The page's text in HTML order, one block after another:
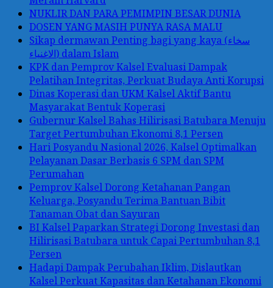
NUKLIR DAN PARA PEMIMPIN BESAR DUNIA
DOSEN YANG MASIH PUNYA RASA MALU
Sikap dermawan Penting bagi yang kaya (سخاء
الاغنياء) dalam Islam
KPK dan Pemprov Kalsel Evaluasi Dampak
Pelatihan Integritas, Perkuat Budaya Anti Korupsi
Dinas Koperasi dan UKM Kalsel Aktif Bantu
Masyarakat Bentuk Koperasi
Gubernur Kalsel Bahas Hilirisasi Batubara Menuju
Target Pertumbuhan Ekonomi 8,1 Persen
Hari Posyandu Nasional 2026, Kalsel Optimalkan
Pelayanan Dasar Berbasis 6 SPM dan SPM
Perumahan
Pemprov Kalsel Dorong Ketahanan Pangan
Keluarga, Posyandu Terima Bantuan Bibit
Tanaman Obat dan Sayuran
BI Kalsel Paparkan Strategi Dorong Investasi dan
Hilirisasi Batubara untuk Capai Pertumbuhan 8,1
Persen
Hadapi Dampak Perubahan Iklim, Dislautkan
Kalsel Perkuat Kapasitas dan Ketahanan Ekonomi